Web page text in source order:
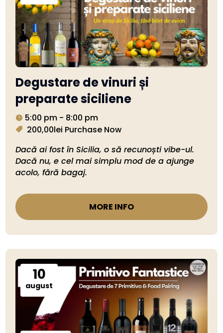
Degustare de vinuri și
preparate siciliene
5:00 pm - 8:00 pm
200,00lei Purchase Now
Dacă ai fost în Sicilia, o să recunoști vibe-ul.
Dacă nu, e cel mai simplu mod de a ajunge
acolo, fără bagaj.
MORE INFO
10
august